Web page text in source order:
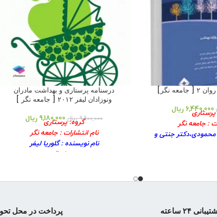
نگر]
6,440,000 ریال
: جامعه نگر
محمودی،دکتر جنتی و
صفحه
درسنامه پرستاری و بهداشت مادران
ونوزادان لیفر ۲۰۱۲ [ جامعه نگر ]
9,900,000 ریال 9,180,000 ریال
گروه: پرستاری
نام انتشارات : جامعه نگر
نام نویسنده : گلوریا لیفر
نام مترجم : شوقی،سنجری
قطع : وزیریپرداخت در محل ۲۴ ساعته